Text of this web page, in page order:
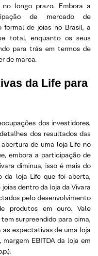
longo prazo. Embora a
de mercado de
formal de joias no Brasil, a
total, enquanto os seus
para trás em termos de
de marca.
da Life para
dos investidores,
dos resultados das
de uma loja Life no
embora a participação de
diminua, isso é mais do
da loja Life que foi aberta,
dentro da loja da Vivara
pelo desenvolvimento
produtos em ouro. Vale
surpreendido para cima,
as expectativas de uma loja
margem EBITDA da loja em